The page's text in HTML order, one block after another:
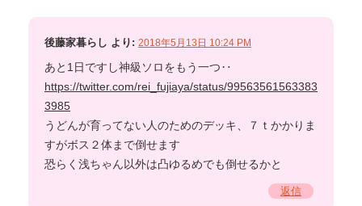
後藤家暮らし より: 2018年5月13日 10:24 PM
あと1日ですし神級ソロをもう一つ‥
https://twitter.com/rei_fujiaya/status/99563561563383
3985
うどんが育ってない人のためのデッキ、７ｔかかりま
すがボス２体まで倒せます
恐らく浅ちゃん以外は凸ゆるめでも倒せるかと
返信